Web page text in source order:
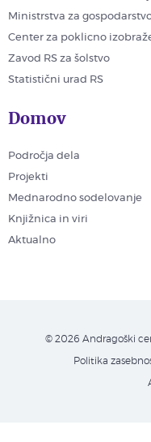
Ministrstva za
Center za poklicno
Zavod RS za šolstvo
Statistični urad RS
Domov
Področja dela
Projekti
Mednarodno sodelovanje
Knjižnica in viri
Aktualno
© 2026 Andragoški
Politika